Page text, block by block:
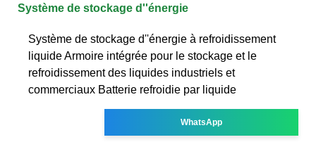
Système de stockage d''énergie
Système de stockage d''énergie à refroidissement
liquide Armoire intégrée pour le stockage et le
refroidissement des liquides industriels et
commerciaux Batterie refroidie par liquide
WhatsApp